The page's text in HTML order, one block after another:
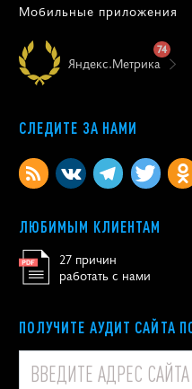
Мобильные приложения
Яндекс.Метрика
74
СЛЕДИТЕ ЗА НАМИ
ЛЮБИМЫМ КЛИЕНТАМ
27 причин
работать с нами
ПОЛУЧИТЕ АУДИТ САЙТА